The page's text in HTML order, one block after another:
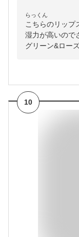
らっくん
こちらのリップ
湿力が高いので
グリーン&ロー
10